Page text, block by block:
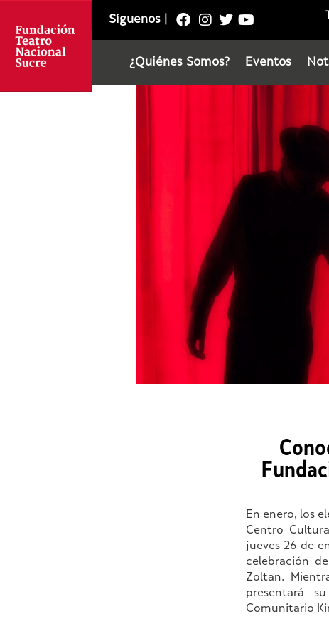
Síguenos
¿Quiénes Somos? Eventos
En enero, los
Centro
jueves 26 de
celebración
Zoltan.
presentará
Comunitario